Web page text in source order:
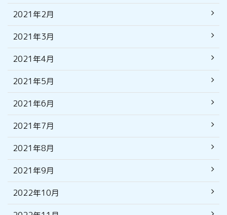
2021年2月
2021年3月
2021年4月
2021年5月
2021年6月
2021年7月
2021年8月
2021年9月
2022年10月